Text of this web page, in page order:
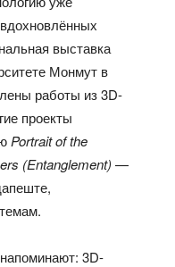
выставка
Монмут в
работы из 3D-
проекты
Portrait of the
(Entanglement) —
3D-